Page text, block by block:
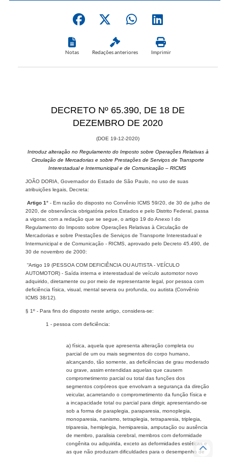
Notas Redações anteriores Imprimir
​DECRETO Nº 65.390, DE 18 DE
DEZEMBRO DE 2020
(DOE 19-12-2020)
Introduz alteração no Regulamento do Imposto sobre Operações Relativas à
Circulação de Mercadorias e sobre Prestações de Serviços de Transporte
Interestadual e Intermunicipal e de Comunicação – RICMS
JOÃO DORIA, Governador do Estado de São Paulo, no uso de suas
atribuições legais, Decreta:
Artigo 1° - Em razão do disposto no Convênio ICMS 59/20, de 30 de julho de
2020, de observância obrigatória pelos Estados e pelo Distrito Federal, passa
a vigorar, com a redação que se segue, o artigo 19 do Anexo I do
Regulamento do Imposto sobre Operações Relativas à Circulação de
Mercadorias e sobre Prestações de Serviços de Transporte Interestadual e
Intermunicipal e de Comunicação - RICMS, aprovado pelo Decreto 45.490, de
30 de novembro de 2000:
“Artigo 19 (PESSOA COM DEFICIÊNCIA OU AUTISTA - VEÍCULO
AUTOMOTOR) - Saída interna e interestadual de veículo automotor novo
adquirido, diretamente ou por meio de representante legal, por pessoa com
deficiência física, visual, mental severa ou profunda, ou autista (Convênio
ICMS 38/12).
§ 1º - Para fins do disposto neste artigo, considera-se:
1 - pessoa com deficiência:
a) física, aquela que apresenta alteração completa ou
parcial de um ou mais segmentos do corpo humano,
alcançando, tão somente, as deficiências de grau moderado
ou grave, assim entendidas aquelas que causem
comprometimento parcial ou total das funções dos
segmentos corpóreos que envolvam a segurança da direção
veicular, acarretando o comprometimento da função física e
a incapacidade total ou parcial para dirigir, apresentando-se
sob a forma de paraplegia, paraparesia, monoplegia,
monoparesia, nanismo, tetraplegia, tetraparesia, triplegia,
triparesia, hemiplegia, hemiparesia, amputação ou ausência
de membro, paralisia cerebral, membros com deformidade
congênita ou adquirida, exceto as deformidades estéticas e
as que não produzam dificuldades para o desempenho de